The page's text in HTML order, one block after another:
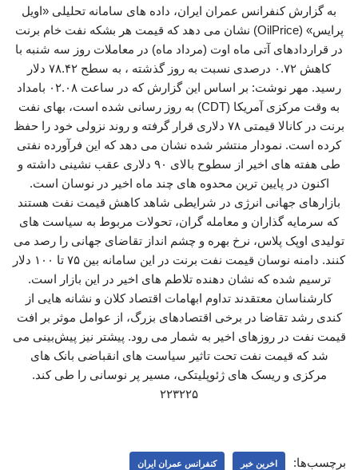
به گزارش کنفرانس عمران ایران، داده های سامانه تحلیلی «اویل
پرایس» (OilPrice) نشان می دهد که قیمت هر بشکه نفت خام برنت
در قراردادهای آتی ماه اوت (مرداد ماه) در معاملات روز سه شنبه با
کاهش ۰.۷۲ درصدی نسبت به روز گذشته ، به سطح ۷۸.۴۲ دلار
رسید. مهر نوشت: بر اساس این گزارش که در ساعت ۰۲.۰۸ بامداد
به وقت مرکزی آمریکا (CDT) به روز رسانی شده است، بهای نفت
برنت در کانالا قیمتی ۷۸ دلاری قرار گرفته و روند نزولی خود را حفظ
کرده است. نمودار منتشر شده نشان می دهد که این فرآورده نفتی
طی هفته های اخیر از سطوح بالای ۹۰ دلاری عقب نشینی داشته و
اکنون در پایین ترین محدوه های چند ماه اخیر در نوسان است.
بازارهای جهانی انرژی در شرایطی شاهد کاهش قیمت نفت هستند
که سرمایه گذاران و معامله گران، تحولات مربوط به سیاست های
تولیدی اوپک پلاس، نرخ بهره و چشم انداز تقاضای جهانی را رصد می
کنند. دامنه نوسان قیمت نفت برنت در این سامانه بین ۷۵ تا ۱۰۰ دلار
ترسیم شده که نشان دهنده تلاطم های اخیر در این بازار است.
کارشناسان معتقدند تداوم ابهامات اقتصاد کلان و نشانه هایی از
کندی رشد تقاضا در برخی اقتصادهای بزرگ، از عوامل موثر بر افت
قیمت نفت در روزهای اخیر به شمار می رود. پیشتر نیز پیش‌بینی می
شد که قیمت نفت تحت تاثیر سیاست های انقباضی بانک های
مرکزی و ریسک های ژئوپلیتکی، مسیر پر نوسانی را طی کند.
۲۲۳۲۲۵
برچسب‌ها: اخرین خبر کنفرانس عمران ایران